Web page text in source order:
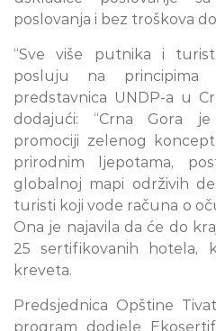
poslovanja i bez troškova
“Sve više putnika i
posluju na principima
predstavnica UNDP-a u
dodajući: “Crna Gora
promociji zelenog
prirodnim ljepotama,
globalnoj mapi održivih
turisti koji vode računa o
Ona je najavila da će do
25 sertifikovanih hotela,
kreveta.
Predsjednica Opštine
program dodjele